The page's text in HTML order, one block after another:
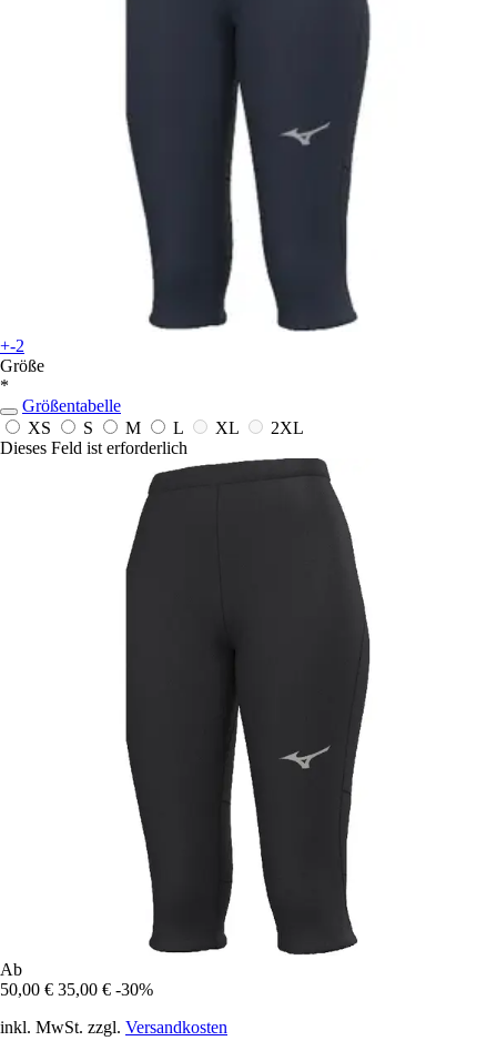
+-2
Größe
*
Größentabelle
XS
S M L XL
2XL
Dieses Feld ist erforderlich
Ab
50,00 € 35,00 € -30%
inkl. MwSt. zzgl. Versandkosten